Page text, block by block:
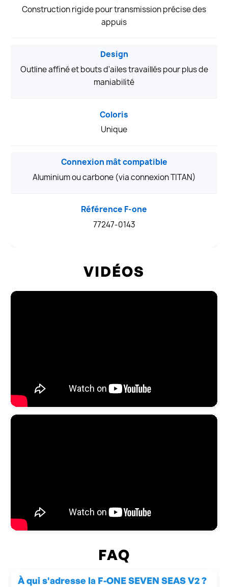
Construction rigide pour transmission précise des
appuis
Design
Outline affiné et bouts d'ailes travaillés pour plus de
maniabilité
Coloris
Unique
Connexion mât compatible
Aluminium ou carbone (via connexion TITAN)
Référence F-one
77247-0143
VIDÉOS
FAQ
À qui s'adresse la F-ONE SEVEN SEAS V2 ?